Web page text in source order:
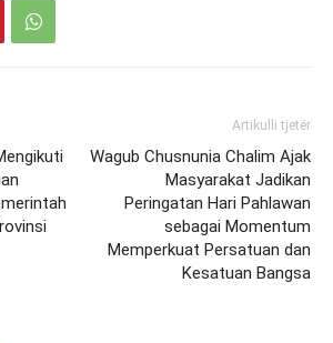
Artikulli tjetër
Wagub Chusnunia Chalim Ajak
Masyarakat Jadikan
Peringatan Hari Pahlawan
sebagai Momentum
Memperkuat Persatuan dan
Kesatuan Bangsa